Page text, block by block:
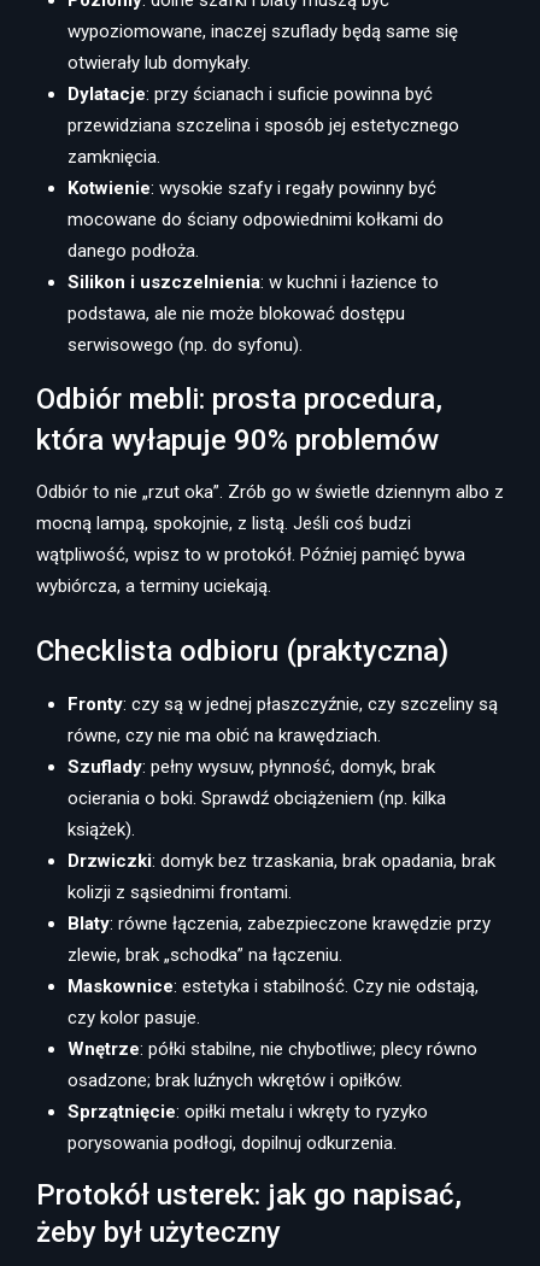
wypoziomowane, inaczej szuflady będą same się
otwierały lub domykały.
Dylatacje: przy ścianach i suficie powinna być
przewidziana szczelina i sposób jej estetycznego
zamknięcia.
Kotwienie: wysokie szafy i regały powinny być
mocowane do ściany odpowiednimi kołkami do
danego podłoża.
Silikon i uszczelnienia: w kuchni i łazience to
podstawa, ale nie może blokować dostępu
serwisowego (np. do syfonu).
Odbiór mebli: prosta procedura,
która wyłapuje 90% problemów
Odbiór to nie „rzut oka”. Zrób go w świetle dziennym albo z
mocną lampą, spokojnie, z listą. Jeśli coś budzi
wątpliwość, wpisz to w protokół. Później pamięć bywa
wybiórcza, a terminy uciekają.
Checklista odbioru (praktyczna)
Fronty: czy są w jednej płaszczyźnie, czy szczeliny są
równe, czy nie ma obić na krawędziach.
Szuflady: pełny wysuw, płynność, domyk, brak
ocierania o boki. Sprawdź obciążeniem (np. kilka
książek).
Drzwiczki: domyk bez trzaskania, brak opadania, brak
kolizji z sąsiednimi frontami.
Blaty: równe łączenia, zabezpieczone krawędzie przy
zlewie, brak „schodka” na łączeniu.
Maskownice: estetyka i stabilność. Czy nie odstają,
czy kolor pasuje.
Wnętrze: półki stabilne, nie chybotliwe; plecy równo
osadzone; brak luźnych wkrętów i opiłków.
Sprzątnięcie: opiłki metalu i wkręty to ryzyko
porysowania podłogi, dopilnuj odkurzenia.
Protokół usterek: jak go napisać,
żeby był użyteczny